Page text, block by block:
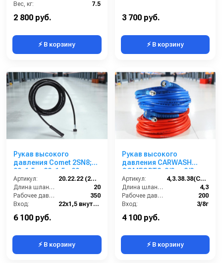
Вес, кг:
7.5
2 800 руб.
⚡ В корзину
3 700 руб.
⚡ В корзину
Рукав высокого
давления Comet 2SN8;
22х1,5 г- 22х1,5г; 20м +
защита от изгиба
Артикул:
20.22.22 (2SN8)Comet
Длина шланга ВД (м):
20
Рабочее давление (бар):
350
Вход:
22х1,5 внутренняя резьба
6 100 руб.
⚡ В корзину
Рукав высокого
давления CARWASH
COMFORT8; 3/8г.- 3/8ш.;
4,3м синий + защита
Артикул:
4,3.38.38(CARWASH8)
Длина шланга ВД (м):
4,3
Рабочее давление (бар):
200
Вход:
3/8г
4 100 руб.
⚡ В корзину